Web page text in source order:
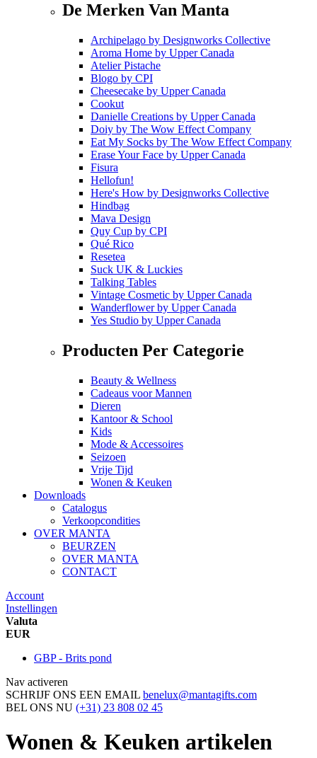
De Merken Van Manta
Archipelago by Designworks Collective
Aroma Home by Upper Canada
Atelier Pistache
Blogo by CPI
Cheesecake by Upper Canada
Cookut
Danielle Creations by Upper Canada
Doiy by The Wow Effect Company
Eat My Socks by The Wow Effect Company
Erase Your Face by Upper Canada
Fisura
Hellofun!
Here's How by Designworks Collective
Hindbag
Mava Design
Quy Cup by CPI
Qué Rico
Resetea
Suck UK & Luckies
Talking Tables
Vintage Cosmetic by Upper Canada
Wanderflowerby Upper Canada
Yes Studio by Upper Canada
Producten Per Categorie
Beauty & Wellness
Cadeaus voor Mannen
Dieren
Kantoor & School
Kids
Mode & Accessoires
Seizoen
Vrije Tijd
Wonen & Keuken
Downloads
Catalogus
Verkoopcondities
OVER MANTA
BEURZEN
OVER MANTA
CONTACT
Account
Instellingen
Valuta
EUR
GBP - Brits pond
Nav activeren
SCHRIJF ONS EEN EMAIL benelux@mantagifts.com
BEL ONS NU (+31) 23 808 02 45
Wonen & Keuken artikelen